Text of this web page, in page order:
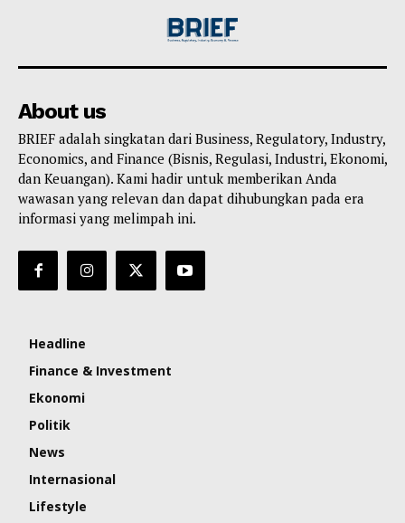
About us
BRIEF adalah singkatan dari Business, Regulatory, Industry,
Economics, and Finance (Bisnis, Regulasi, Industri, Ekonomi,
dan Keuangan). Kami hadir untuk memberikan Anda
wawasan yang relevan dan dapat dihubungkan pada era
informasi yang melimpah ini.
Headline
Finance & Investment
Ekonomi
Politik
News
Internasional
Lifestyle